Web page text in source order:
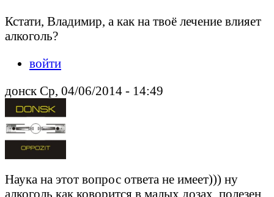
Кстати, Владимир, а как на твоё лечение влияет
алкоголь?
войти
донск Ср, 04/06/2014 - 14:49
Наука на этот вопрос ответа не имеет))) ну
алкоголь как коворится в малых дозах, полезен